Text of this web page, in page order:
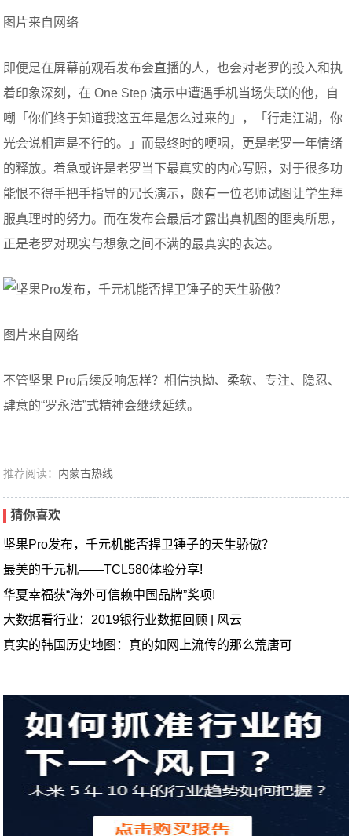
图片来自网络
即便是在屏幕前观看发布会直播的人，也会对老罗的投入和执
着印象深刻，在 One Step 演示中遭遇手机当场失联的他，自
嘲「你们终于知道我这五年是怎么过来的」，「行走江湖，你
光会说相声是不行的。」而最终时的哽咽，更是老罗一年情绪
的释放。着急或许是老罗当下最真实的内心写照，对于很多功
能恨不得手把手指导的冗长演示，颇有一位老师试图让学生拜
服真理时的努力。而在发布会最后才露出真机图的匪夷所思，
正是老罗对现实与想象之间不满的最真实的表达。
图片来自网络
不管坚果 Pro后续反响怎样？相信执拗、柔软、专注、隐忍、
肆意的“罗永浩”式精神会继续延续。
推荐阅读： 内蒙古热线
猜你喜欢
坚果Pro发布，千元机能否捍卫锤子的天生骄傲？
最美的千元机——TCL580体验分享!
华夏幸福获“海外可信赖中国品牌”奖项!
大数据看行业：2019银行业数据回顾 | 风云
真实的韩国历史地图：真的如网上流传的那么荒唐可